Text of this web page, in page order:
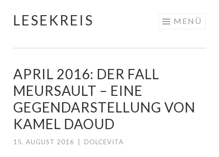
Springe
LESEKREIS MENÜ
APRIL 2016: DER FALL
MEURSAULT – EINE
GEGENDARSTELLUNG VON
KAMEL DAOUD
15. AUGUST 2016 DOLCEVITA